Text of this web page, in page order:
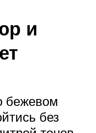
и
бежевом
без